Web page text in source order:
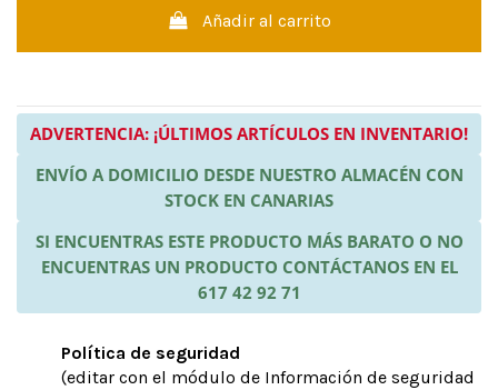
Añadir al carrito
ADVERTENCIA: ¡ÚLTIMOS ARTÍCULOS EN INVENTARIO!
ENVÍO A DOMICILIO DESDE NUESTRO ALMACÉN CON
STOCK EN CANARIAS
SI ENCUENTRAS ESTE PRODUCTO MÁS BARATO O NO
ENCUENTRAS UN PRODUCTO CONTÁCTANOS EN EL
617 42 92 71
Política de seguridad
(editar con el módulo de Información de seguridad